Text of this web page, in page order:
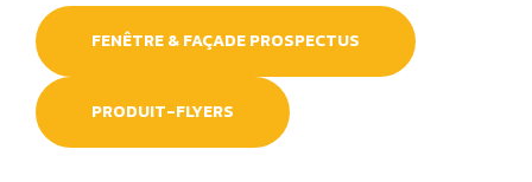
FENÊTRE & FAÇADE PROSPECTUS
PRODUIT-FLYERS